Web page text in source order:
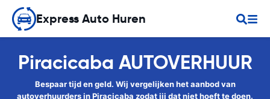
Express Auto Huren
Piracicaba AUTOVERHUUR
Bespaar tijd en geld. Wij vergelijken het aanbod van
autoverhuurders in Piracicaba zodat jij dat niet hoeft te doen.